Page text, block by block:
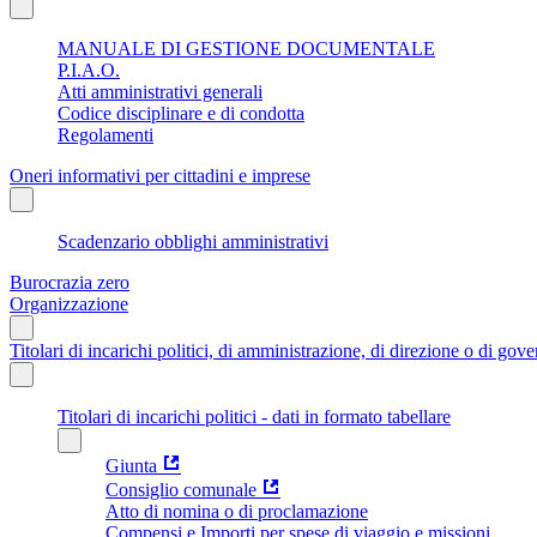
MANUALE DI GESTIONE DOCUMENTALE
P.I.A.O.
Atti amministrativi generali
Codice disciplinare e di condotta
Regolamenti
Oneri informativi per cittadini e imprese
Scadenzario obblighi amministrativi
Burocrazia zero
Organizzazione
Titolari di incarichi politici, di amministrazione, di direzione o di
Titolari di incarichi politici - dati in formato tabellare
Giunta
Consiglio comunale
Atto di nomina o di proclamazione
Compensi e Importi per spese di viaggio e missioni